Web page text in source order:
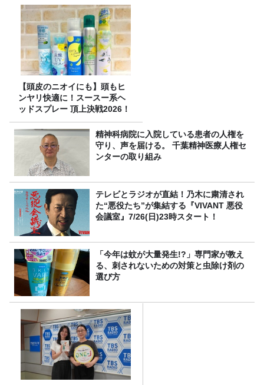
【頭皮のニオイにも】頭もヒ
ンヤリ快適に！スースー系ヘ
ッドスプレー 頂上決戦2026！
精神科病院に入院している患者の人権を
守り、声を届ける。 千葉精神医療人権セ
ンターの取り組み
テレビとラジオが直結！乃木に粛清され
た“悪役たち”が集結する『VIVANT 悪役
会議室』7/26(日)23時スタート！
「今年は蚊が大量発生!?」専門家が教え
る、刺されないための対策と虫除け剤の
選び方